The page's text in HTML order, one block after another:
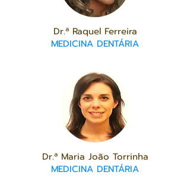
Dr.ª Raquel Ferreira
MEDICINA DENTÁRIA
Dr.ª Maria João Torrinha
MEDICINA DENTÁRIA